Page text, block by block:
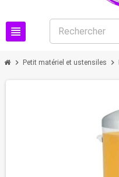
view_headline
chevron_right Petit matériel et ustensiles chevron_right